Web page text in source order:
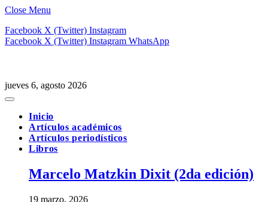
Close Menu
Facebook X (Twitter) Instagram
Facebook X (Twitter) Instagram WhatsApp
jueves 6, agosto 2026
Inicio
Artículos académicos
Artículos periodísticos
Libros
Marcelo Matzkin Dixit (2da edición)
19 marzo, 2026